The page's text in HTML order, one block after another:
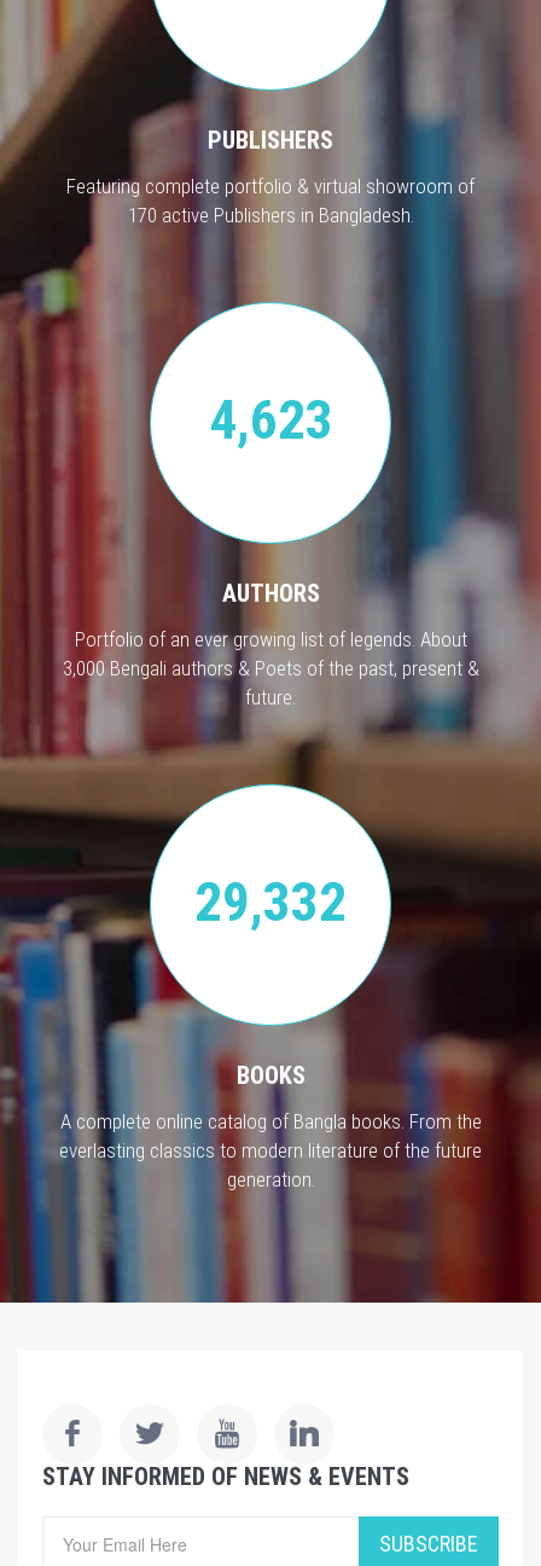
PUBLISHERS
Featuring complete portfolio & virtual showroom of
170 active Publishers in Bangladesh.
4,623
AUTHORS
Portfolio of an ever growing list of legends. About
3,000 Bengali authors & Poets of the past, present &
future.
29,332
BOOKS
A complete online catalog of Bangla books. From the
everlasting classics to modern literature of the future
generation.
STAY INFORMED OF NEWS & EVENTS
SUBSCRIBE